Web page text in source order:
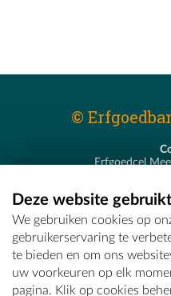
©
Erfgoedcel
T -
E -
Deze website
We gebruiken cookies op
gebruikerservaring te
te bieden en om ons
uw voorkeuren op elk
pagina. Klik op cookies